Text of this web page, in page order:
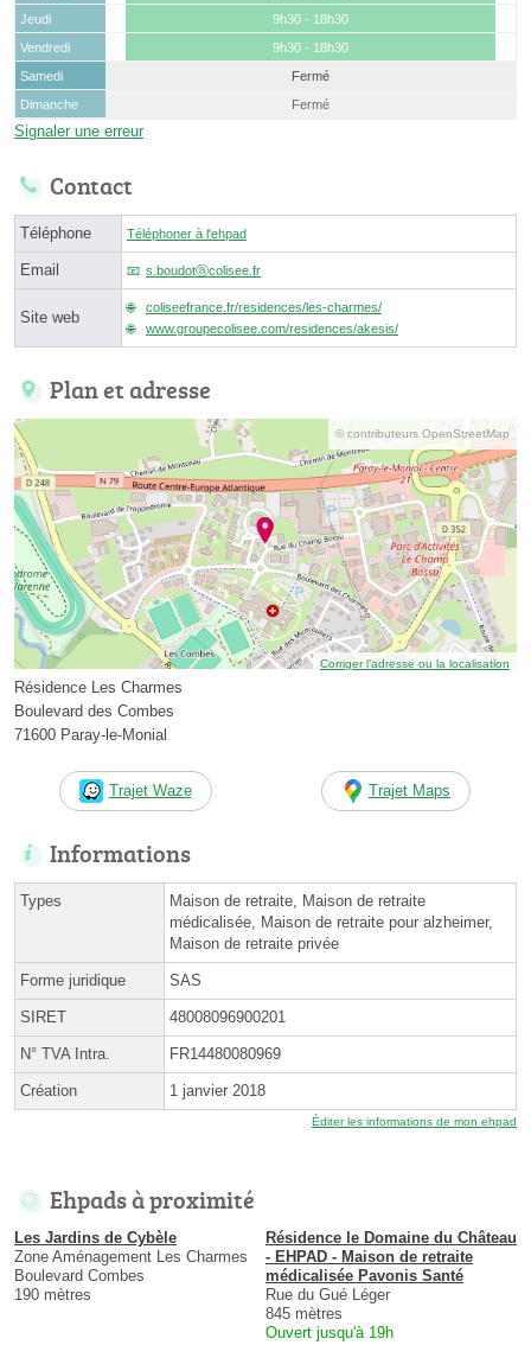
Jeudi
9h30 - 18h30
Vendredi
9h30 - 18h30
Samedi
Fermé
Dimanche
Fermé
Signaler une erreur
Contact
Téléphone Téléphoner à l'ehpad
Email s.boudotⓐcolisee.fr
Site web
coliseefrance.fr/residences/les-charmes/
www.groupecolisee.com/residences/akesis/
Plan et adresse
© contributeurs OpenStreetMap
Corriger l’adresse ou la localisation
Résidence Les Charmes
Boulevard des Combes
71600 Paray-le-Monial
Trajet Waze Trajet Maps
Informations
Types
Maison de retraite, Maison de retraite
médicalisée, Maison de retraite pour alzheimer,
Maison de retraite privée
Forme juridique SAS
SIRET 48008096900201
N° TVA Intra. FR14480080969
Création 1 janvier 2018
Éditer les informations de mon ehpad
Ehpads à proximité
Les Jardins de Cybèle
Zone Aménagement Les Charmes
Boulevard Combes
190 mètres
Résidence le Domaine du Château
- EHPAD - Maison de retraite
médicalisée Pavonis Santé
Rue du Gué Léger
845 mètres
Ouvert jusqu'à 19h